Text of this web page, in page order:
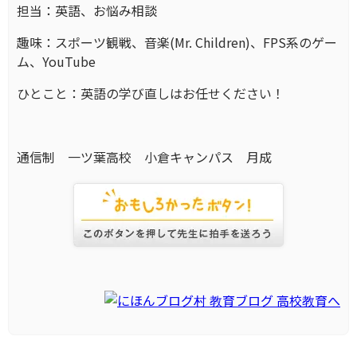
担当：英語、お悩み相談
趣味：スポーツ観戦、音楽(Mr. Children)、FPS系のゲー
ム、YouTube
ひとこと：英語の学び直しはお任せください！
通信制 一ツ葉高校 小倉キャンパス 月成